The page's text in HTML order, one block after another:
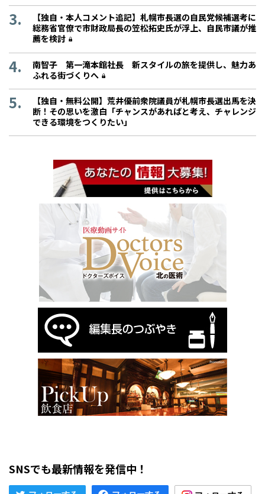
【独自・本人コメント追記】札幌市長選の自民党候補選考に
総務省官僚で市財政局長の笠松拓史氏が浮上、自民市議が推
薦を検討
南智子 第一滝本館社長 新スタイルの旅を提供し、魅力あ
ふれる街づくりへ
【独自・無料公開】荒井優前衆院議員が札幌市長選出馬を決
断！その思いを激白「チャンスがあればと考え、チャレンジ
できる環境をつくりたい」
SNSでも最新情報を発信中！